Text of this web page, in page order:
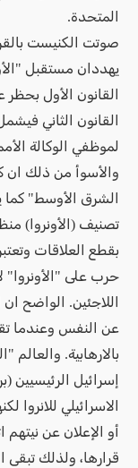
المتحدة.
صوتت الكنيست
يهددان مستقبل
القانون الأول
القانون الثاني
لموظفي الوكالة
والأسوأ من ذلك ان
الشرق الأوسط" كما
تصنيف (الأونروا)
بقطع العلاقات
حرب على "الأونروا"
اللاجئين. الواضح
عن النفس وعندما
بالارهابية.
إسرائيل الرئيسيين
الاسرائيلي للانروا
أو الإعلان عن
قرارها، ولذلك تبقى